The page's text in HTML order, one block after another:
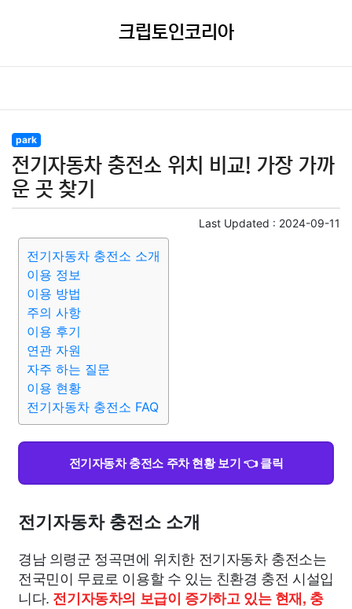
크립토인코리아
park
전기자동차 충전소 위치 비교! 가장 가까
운 곳 찾기
Last Updated : 2024-09-11
전기자동차 충전소 소개
이용 정보
이용 방법
주의 사항
이용 후기
연관 자원
자주 하는 질문
이용 현황
전기자동차 충전소 FAQ
전기자동차 충전소 주차 현황 보기 👈 클릭
전기자동차 충전소 소개
경남 의령군 정곡면에 위치한 전기자동차 충전소는
전국민이 무료로 이용할 수 있는 친환경 충전 시설입
니다. 전기자동차의 보급이 증가하고 있는 현재, 충